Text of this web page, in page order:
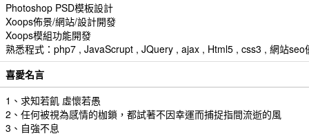
Photoshop PSD模板設計
Xoops佈景/網站/設計開發
Xoops模組功能開發
熟悉程式：php7 , JavaScrupt , JQuery , ajax , Html5 , css3 , 網站seo
喜愛名言
1、求知若飢 虛懷若愚
2、任何被視為感情的枷鎖，都試著不因幸運而捕捉指間流逝的風
3、自強不息